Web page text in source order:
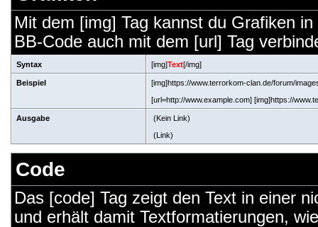
Mit dem [img] Tag kannst du Grafiken
BB-Code auch mit dem [url] Tag
Syntax [img]Text[/img]
Beispiel
[img]https://www.terrorkom-clan.de/forum/
[url=http://www.example.com] [img]https://
Ausgabe
(Kein Link)
(Link)
Code
Das [code] Tag zeigt den Text in einer
und erhält damit Textformatierungen,